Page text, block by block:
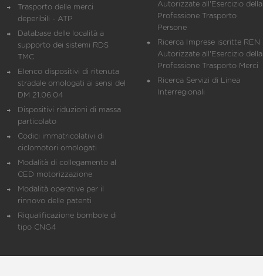
Trasporto delle merci
deperibili - ATP
Database delle località a
supporto dei sistemi RDS
TMC
Elenco dispositivi di ritenuta
stradale omologati ai sensi del
DM 21.06.04
Dispositivi riduzioni di massa
particolato
Codici immatricolativi di
ciclomotori omologati
Modalità di collegamento al
CED motorizzazione
Modalità operative per il
rinnovo delle patenti
Riqualificazione bombole di
tipo CNG4
Autorizzate all'Esercizio della
Professione Trasporto
Persone
Ricerca Imprese iscritte REN
Autorizzate all'Esercizio della
Professione Trasporto Merci
Ricerca Servizi di Linea
Interregionali